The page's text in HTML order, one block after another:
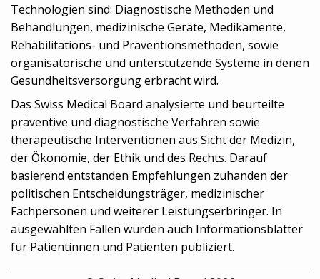
Technologien sind: Diagnostische Methoden und
Behandlungen, medizinische Geräte, Medikamente,
Rehabilitations- und Präventionsmethoden, sowie
organisatorische und unterstützende Systeme in denen
Gesundheitsversorgung erbracht wird.
Das Swiss Medical Board analysierte und beurteilte
präventive und diagnostische Verfahren sowie
therapeutische Interventionen aus Sicht der Medizin,
der Ökonomie, der Ethik und des Rechts. Darauf
basierend entstanden Empfehlungen zuhanden der
politischen Entscheidungsträger, medizinischer
Fachpersonen und weiterer Leistungserbringer. In
ausgewählten Fällen wurden auch Informationsblätter
für Patientinnen und Patienten publiziert.